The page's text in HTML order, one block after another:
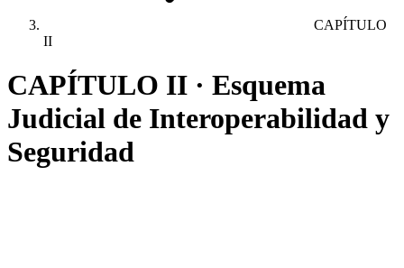
CAPÍTULO
II
CAPÍTULO II · Esquema
Judicial de Interoperabilidad y
Seguridad